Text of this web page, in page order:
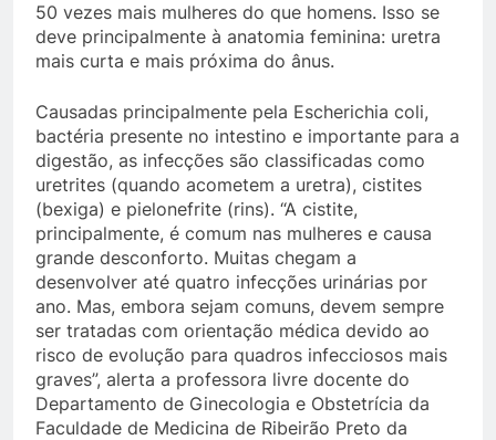
50 vezes mais mulheres do que homens. Isso se
deve principalmente à anatomia feminina: uretra
mais curta e mais próxima do ânus.
Causadas principalmente pela Escherichia coli,
bactéria presente no intestino e importante para a
digestão, as infecções são classificadas como
uretrites (quando acometem a uretra), cistites
(bexiga) e pielonefrite (rins). “A cistite,
principalmente, é comum nas mulheres e causa
grande desconforto. Muitas chegam a
desenvolver até quatro infecções urinárias por
ano. Mas, embora sejam comuns, devem sempre
ser tratadas com orientação médica devido ao
risco de evolução para quadros infecciosos mais
graves”, alerta a professora livre docente do
Departamento de Ginecologia e Obstetrícia da
Faculdade de Medicina de Ribeirão Preto da